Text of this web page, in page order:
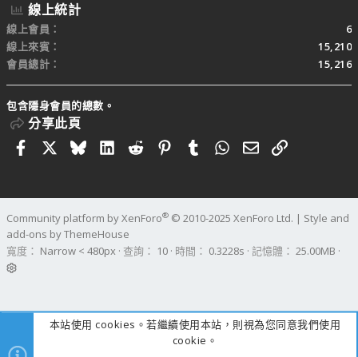
線上統計
線上會員
6
線上來賓
15,210
會員總計
15,216
包含隱身會員的總數。
分享此頁
FacebookBlueskyLinkedIn
RedditPinterestTumblrWhatsApp
電子郵件
連結
Community platform by XenForo® © 2010-2025 XenForo Ltd. | Style and
add-ons by ThemeHouse
寬度
查詢 10 時間 0.3228s 記憶體 25.00MB
本站使用 cookies。若繼續使用本站，則視為您同意我們使用
cookie。